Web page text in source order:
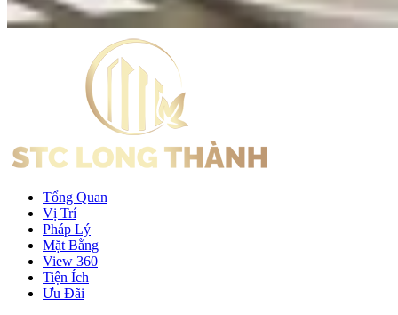
Tổng Quan
Vị Trí
Pháp Lý
Mặt Bằng
View 360
Tiện Ích
Ưu Đãi